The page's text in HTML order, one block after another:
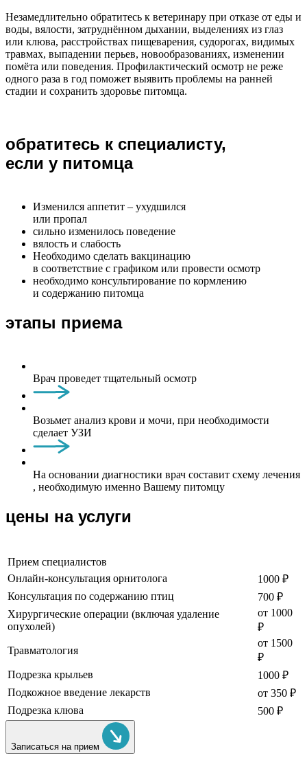
Незамедлительно обратитесь к ветеринару при отказе от еды и
воды, вялости, затруднённом дыхании, выделениях из глаз
или клюва, расстройствах пищеварения, судорогах, видимых
травмах, выпадении перьев, новообразованиях, изменении
помёта или поведения. Профилактический осмотр не реже
одного раза в год поможет выявить проблемы на ранней
стадии и сохранить здоровье питомца.
обратитесь к специалисту,
если у питомца
Изменился аппетит – ухудшился
или пропал
сильно изменилось поведение
вялость и слабость
Необходимо сделать вакцинацию
в соответствие с графиком или провести осмотр
необходимо консультирование по кормлению
и содержанию питомца
этапы приема
Врач проведет тщательный осмотр
Возьмет анализ крови и мочи, при необходимости
сделает УЗИ
На основании диагностики врач составит схему лечения
, необходимую именно Вашему питомцу
цены на услуги
Прием специалистов
Онлайн-консультация орнитолога
1000 ₽
Консультация по содержанию птиц
700 ₽
Хирургические операции (включая удаление
опухолей)
от 1000
₽
Травматология
от 1500
₽
Подрезка крыльев
1000 ₽
Подкожное введение лекарств
от 350 ₽
Подрезка клюва
500 ₽
Записаться на прием